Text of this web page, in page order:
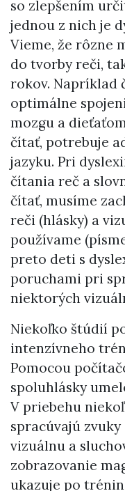
so zlepšením
jednou z nich je
Vieme, že rôzne
do tvorby reči,
rokov. Napríklad
optimálne
mozgu a
čítať, potrebuje
jazyku. Pri
čítania reč a
čítať, musíme
reči (hlásky) a
používame
preto deti s
poruchami pri
niektorých
Niekoľko štúdií
intenzívneho
Pomocou
spoluhlásky
V priebehu
spracúvajú
vizuálnu a
zobrazovanie
ukazuje po